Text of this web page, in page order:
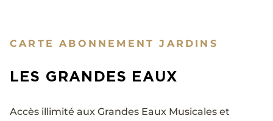
CARTE ABONNEMENT JARDINS
LES GRANDES EAUX
Accès illimité aux Grandes Eaux Musicales et